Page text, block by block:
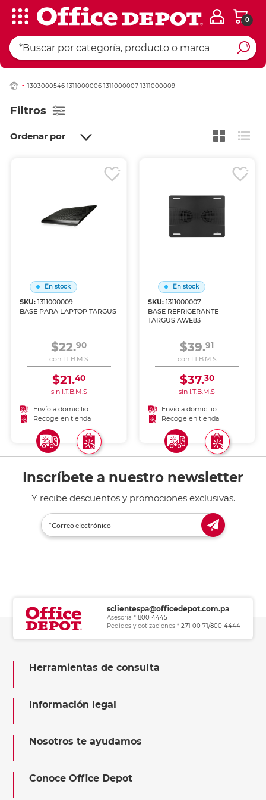
0
1303000546 1311000006 1311000007 1311000009
Filtros
Ordenar por
En stock
SKU:1311000009
BASE PARA LAPTOP TARGUS
$22.90
con I.T.B.M.S
$21.40
sin I.T.B.M.S
Envío a domicilio
Recoge en tienda
En stock
SKU: 1311000007
BASE REFRIGERANTE
TARGUS AWE83
$39.91
con I.T.B.M.S
$37.30
sin I.T.B.M.S
Envío a domicilio
Recoge en tienda
Inscríbete a nuestro newsletter
Y recibe descuentos y promociones exclusivas.
sclientespa@officedepot.com.pa
Asesoría * 800 4445
Pedidos y cotizaciones * 271 00 71/800 4444
Herramientas de consulta
Información legal
Nosotros te ayudamos
Conoce Office Depot